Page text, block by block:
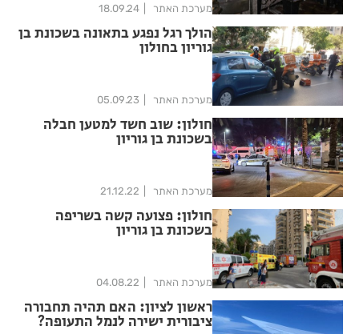
מערכת האתר 18.09.24
הולך רגל נפגע בתאונה בשכונת בן
גוריון בחולון
מערכת האתר 05.09.23
חולון: שוב חשד למטען חבלה
בשכונת בן גוריון
מערכת האתר 21.12.22
חולון: פצועה קשה בשריפה
בשכונת בן גוריון
מערכת האתר 04.08.22
ראשון לציון: האם תהיה תחבורה
ציבורית ישירה לנמל התעופה?